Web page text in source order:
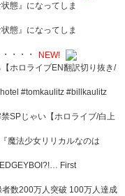
態』になってしま
態』になってしま
・・・
NEW!
ホロライブEN翻訳切り抜き/
#tomkaulitz #billkaulitz
SPじゃい【ホロライブ/白上
魔法少女リリカルなのは
First
者数200万人突破 100万人達成